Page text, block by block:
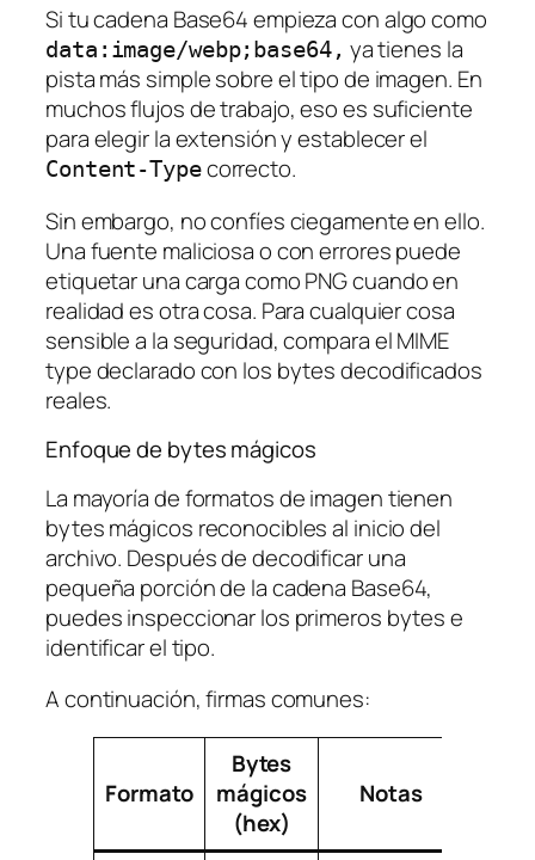
Si tu cadena Base64 empieza con algo como
data:image/webp;base64, ya tienes la
pista más simple sobre el tipo de imagen. En
muchos flujos de trabajo, eso es suficiente
para elegir la extensión y establecer el
Content-Typecorrecto.
Sin embargo, no confíes ciegamente en ello.
Una fuente maliciosa o con errores puede
etiquetar una carga como PNG cuando en
realidad es otra cosa. Para cualquier cosa
sensible a la seguridad, compara el MIME
type declarado con los bytes decodificados
reales.
Enfoque de bytes mágicos
La mayoría de formatos de imagen tienen
bytes mágicos reconocibles al inicio del
archivo. Después de decodificar una
pequeña porción de la cadena Base64,
puedes inspeccionar los primeros bytes e
identificar el tipo.
A continuación, firmas comunes:
Formato
Bytes
mágicos
(hex)
Notas